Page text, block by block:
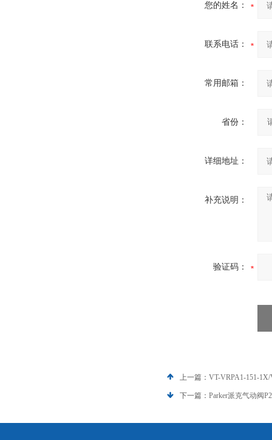
您的姓名：
联系电话：
常用邮箱：
省份：
详细地址：
补充说明：
验证码：
上一篇： VT-VRPA1-151-
下一篇： Parker派克气动阀